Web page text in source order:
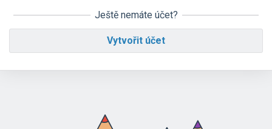
Ještě nemáte účet?
Vytvořit účet